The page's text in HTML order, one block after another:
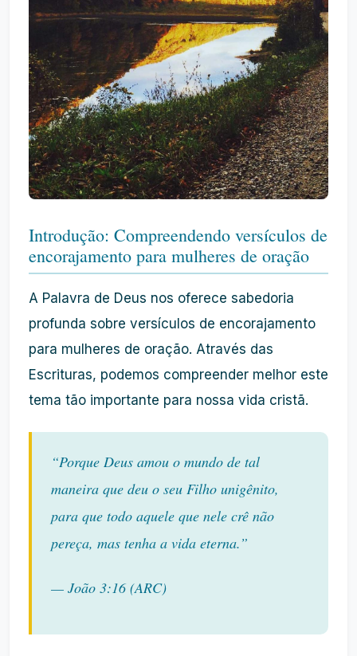
Introdução: Compreendendo versículos de
encorajamento para mulheres de oração
A Palavra de Deus nos oferece sabedoria
profunda sobre versículos de encorajamento
para mulheres de oração. Através das
Escrituras, podemos compreender melhor este
tema tão importante para nossa vida cristã.
“Porque Deus amou o mundo de tal
maneira que deu o seu Filho unigênito,
para que todo aquele que nele crê não
pereça, mas tenha a vida eterna.”
— João 3:16 (ARC)